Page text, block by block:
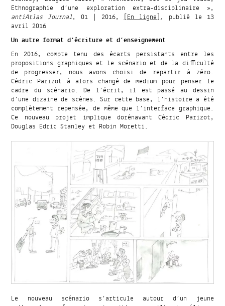
Ethnographie d’une exploration extra-disciplinaire »,
antiAtlas Journal, 01 | 2016,[En ligne], publié le 13
avril 2016
Un autre format d’écriture et d’enseignement
En 2016, compte tenu des écarts persistants entre les
propositions graphiques et le scénario et de la difficulté
de progresser, nous avons choisi de repartir à zéro.
Cédric Parizot à alors changé de medium pour penser le
cadre du scénario. De l’écrit, il est passé au dessin
d’une dizaine de scènes. Sur cette base, l’histoire a été
complètement repensée, de même que l’interface graphique.
Ce nouveau projet implique dorénavant Cédric Parizot,
Douglas Edric Stanley et Robin Moretti.
Le nouveau scénario s’articule autour d’un jeune